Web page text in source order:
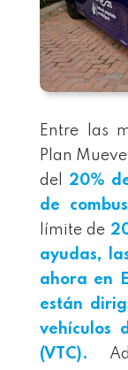
Entre las
Plan
del 20%
de
límite de
ayudas,
ahora en
están
vehículos
(VTC).